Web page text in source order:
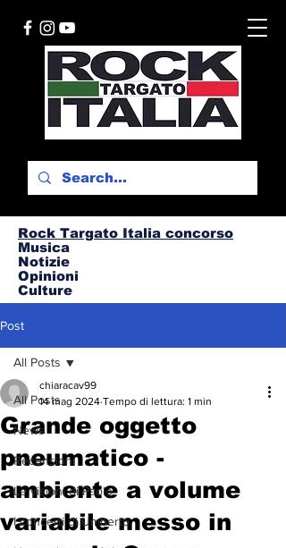
Rock Targato Italia concorso
Musica
Notizie
Opinioni
Culture
Post
All Posts
News
Recensioni
Le visioni di Paolo
I concerti di Umberto
All Posts
Grande oggetto
pneumatico -
ambiente a volume
variabile messo in
chiaracav99
14 mag 2024 Tempo di lettura: 1 min